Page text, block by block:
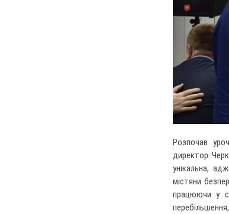
Розпочав
директор
унікальна,
містяни
працюючи у